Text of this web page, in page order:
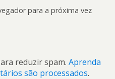
para a próxima vez
reduzir spam. Aprenda
são processados.